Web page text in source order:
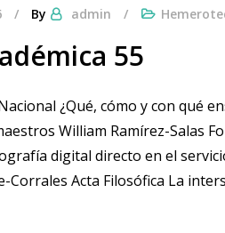
By admin
55
¿Qué, cómo y con qué
William Ramírez-Salas
digital directo en el
Corrales Acta Filosófica La